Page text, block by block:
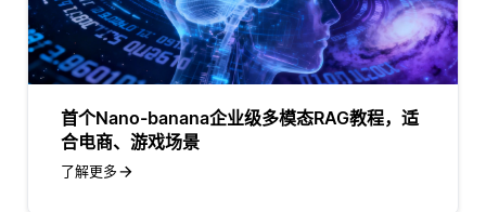
首个Nano-banana企业级多模态RAG教程，适
合电商、游戏场景
了解更多